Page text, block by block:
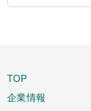
TOP
企業情報